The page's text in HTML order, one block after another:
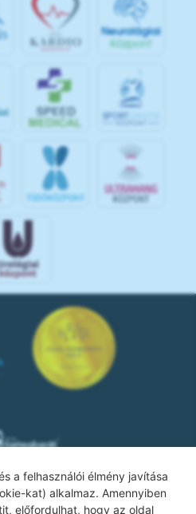
a felhasználói élmény javítása
kat) alkalmaz. Amennyiben
előfordulhat, hogy az oldal
SPOR